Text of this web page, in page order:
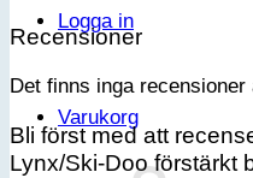
Logga in
Varukorg
Recensioner
Det finns inga recensioner
Bli först med att
Lynx/Ski-Doo förstärkt